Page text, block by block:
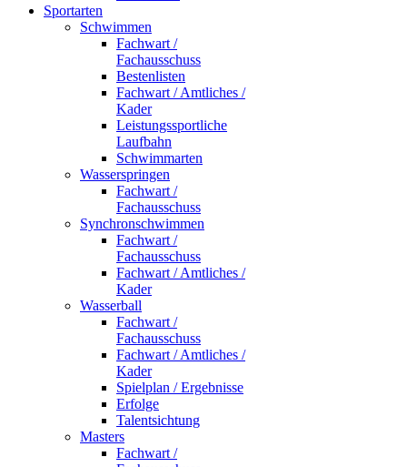
Sportarten
Schwimmen
Fachwart /
Fachausschuss
Bestenlisten
Fachwart / Amtliches /
Kader
Leistungssportliche
Laufbahn
Schwimmarten
Wasserspringen
Fachwart /
Fachausschuss
Synchronschwimmen
Fachwart /
Fachausschuss
Fachwart / Amtliches /
Kader
Wasserball
Fachwart /
Fachausschuss
Fachwart / Amtliches /
Kader
Spielplan / Ergebnisse
Erfolge
Talentsichtung
Masters
Fachwart /